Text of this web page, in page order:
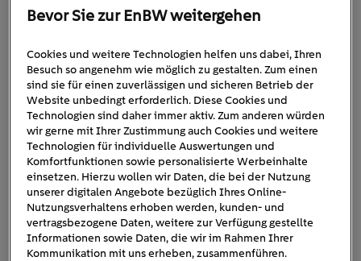
19. Dezember 2019 1min
Explosion_Antrieb
Bevor Sie zur EnBW weitergehen
Cookies und weitere Technologien helfen uns dabei, Ihren
Besuch so angenehm wie möglich zu gestalten. Zum einen
sind sie für einen zuverlässigen und sicheren Betrieb der
Website unbedingt erforderlich. Diese Cookies und
Technologien sind daher immer aktiv. Zum anderen würden
wir gerne mit Ihrer Zustimmung auch Cookies und weitere
Technologien für individuelle Auswertungen und
Komfortfunktionen sowie personalisierte Werbeinhalte
einsetzen. Hierzu wollen wir Daten, die bei der Nutzung
unserer digitalen Angebote bezüglich Ihres Online-
Nutzungsverhaltens erhoben werden, kunden- und
vertragsbezogene Daten, weitere zur Verfügung gestellte
Informationen sowie Daten, die wir im Rahmen Ihrer
Kommunikation mit uns erheben, zusammenführen.